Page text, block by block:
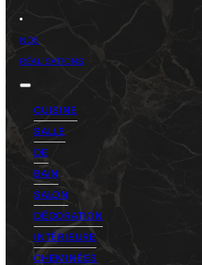
NOS
RÉALISATIONS
CUISINE
SALLE
DE
BAIN
SALON
DÉCORATION
INTÉRIEURE
CHEMINÉES